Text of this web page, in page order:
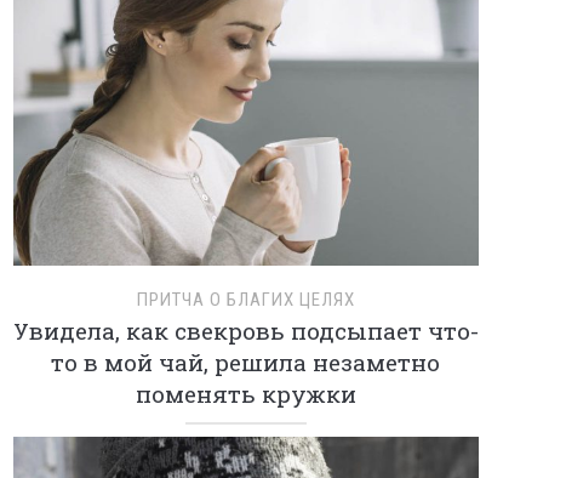
ПРИТЧА О БЛАГИХ ЦЕЛЯХ
Увидела, как свекровь подсыпает что-
то в мой чай, решила незаметно
поменять кружки